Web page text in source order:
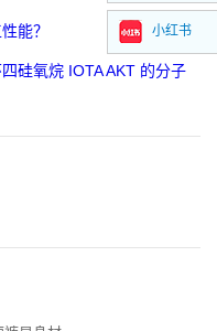
能？
硅氧烷 IOTA AKT 的分子
小红书